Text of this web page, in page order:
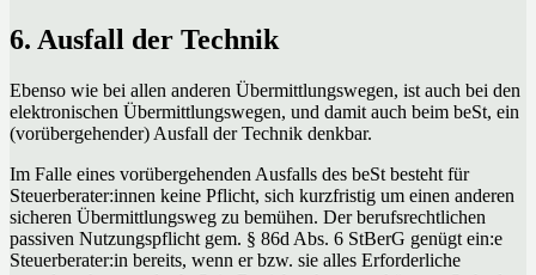
6. Ausfall der Technik
Ebenso wie bei allen anderen Übermittlungswegen, ist auch bei den
elektronischen Übermittlungswegen, und damit auch beim beSt, ein
(vorübergehender) Ausfall der Technik denkbar.
Im Falle eines vorübergehenden Ausfalls des beSt besteht für
Steuerberater:innen keine Pflicht, sich kurzfristig um einen anderen
sicheren Übermittlungsweg zu bemühen. Der berufsrechtlichen
passiven Nutzungspflicht gem. § 86d Abs. 6 StBerG genügt ein:e
Steuerberater:in bereits, wenn er bzw. sie alles Erforderliche